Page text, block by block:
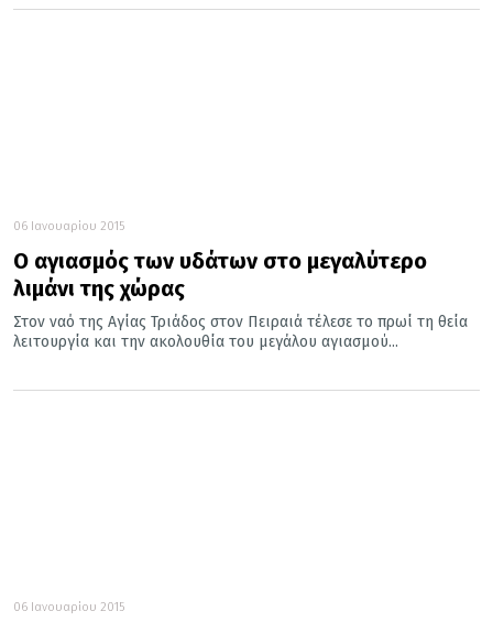
06 Ιανουαρίου 2015
Ο αγιασμός των υδάτων στο μεγαλύτερο
λιμάνι της χώρας
Στον ναό της Αγίας Τριάδος στον Πειραιά τέλεσε το πρωί τη θεία
λειτουργία και την ακολουθία του μεγάλου αγιασμού...
06 Ιανουαρίου 2015